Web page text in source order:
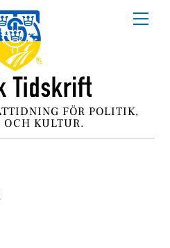
FÖR POLITIK,
KULTUR.